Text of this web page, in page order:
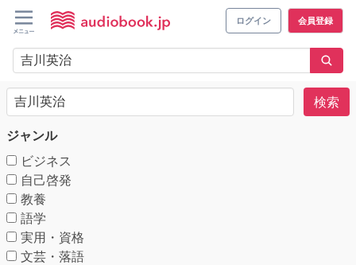
ログイン 会員登録
検索
ジャンル
ビジネス
自己啓発
教養
語学
実用・資格
文芸・落語